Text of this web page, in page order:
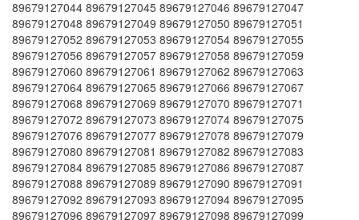
89679127044 89679127045 89679127046 89679127047
89679127048 89679127049 89679127050 89679127051
89679127052 89679127053 89679127054 89679127055
89679127056 89679127057 89679127058 89679127059
89679127060 89679127061 89679127062 89679127063
89679127064 89679127065 89679127066 89679127067
89679127068 89679127069 89679127070 89679127071
89679127072 89679127073 89679127074 89679127075
89679127076 89679127077 89679127078 89679127079
89679127080 89679127081 89679127082 89679127083
89679127084 89679127085 89679127086 89679127087
89679127088 89679127089 89679127090 89679127091
89679127092 89679127093 89679127094 89679127095
89679127096 89679127097 89679127098 89679127099